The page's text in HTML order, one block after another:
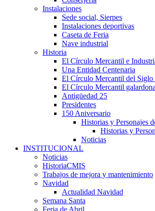
Instalaciones
Sede social, Sierpes
Instalaciones deportivas
Caseta de Feria
Nave industrial
Historia
El Círculo Mercantil e
Una Entidad Centenaria
El Círculo Mercantil del
El Círculo Mercantil
Antigüedad 25
Presidentes
150 Aniversario
Historias y Personajes
Historias y
Noticias
INSTITUCIONAL
Noticias
HistoriaCMIS
Trabajos de mejora y mantenimiento
Navidad
Actualidad Navidad
Semana Santa
Feria de Abril